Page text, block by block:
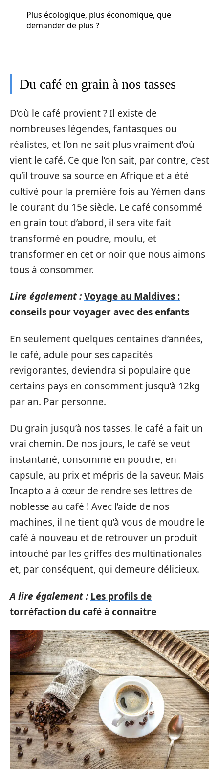
Plus écologique, plus économique, que
demander de plus ?
Du café en grain à nos tasses
D’où le café provient ? Il existe de
nombreuses légendes, fantasques ou
réalistes, et l’on ne sait plus vraiment d’où
vient le café. Ce que l’on sait, par contre, c’est
qu’il trouve sa source en Afrique et a été
cultivé pour la première fois au Yémen dans
le courant du 15e siècle. Le café consommé
en grain tout d’abord, il sera vite fait
transformé en poudre, moulu, et
transformer en cet or noir que nous aimons
tous à consommer.
Lire également :Voyage au Maldives :
conseils pour voyager avec des enfants
En seulement quelques centaines d’années,
le café, adulé pour ses capacités
revigorantes, deviendra si populaire que
certains pays en consomment jusqu’à 12kg
par an. Par personne.
Du grain jusqu’à nos tasses, le café a fait un
vrai chemin. De nos jours, le café se veut
instantané, consommé en poudre, en
capsule, au prix et mépris de la saveur. Mais
Incapto a à cœur de rendre ses lettres de
noblesse au café ! Avec l’aide de nos
machines, il ne tient qu’à vous de moudre le
café à nouveau et de retrouver un produit
intouché par les griffes des multinationales
et, par conséquent, qui demeure délicieux.
A lire également : Les profils de
torréfaction du café à connaitre